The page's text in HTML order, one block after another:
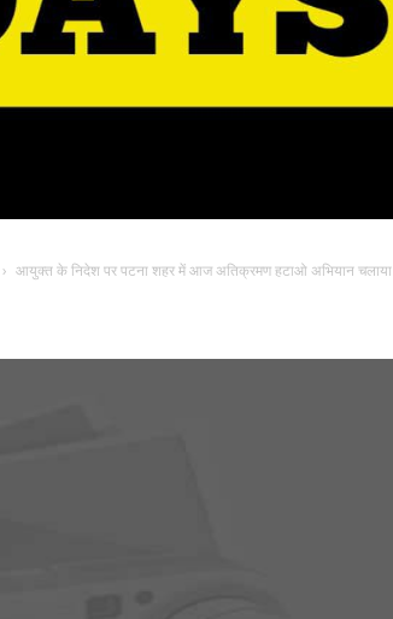
› आयुक्त के निदेश पर पटना शहर में आज अतिक्रमण हटाओ अभियान चलाया